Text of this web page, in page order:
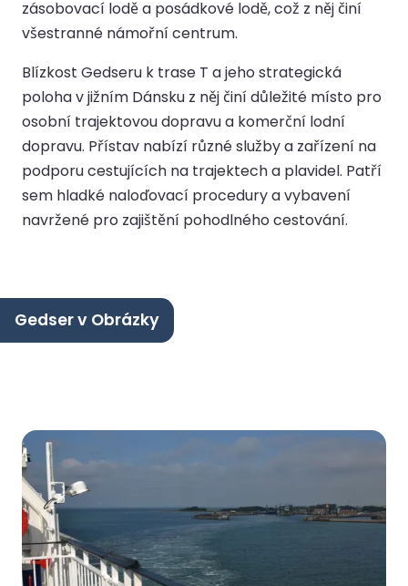
zásobovací lodě a posádkové lodě, což z něj činí
všestranné námořní centrum.
Blízkost Gedseru k trase T a jeho strategická
poloha v jižním Dánsku z něj činí důležité místo pro
osobní trajektovou dopravu a komerční lodní
dopravu. Přístav nabízí různé služby a zařízení na
podporu cestujících na trajektech a plavidel. Patří
sem hladké naloďovací procedury a vybavení
navržené pro zajištění pohodlného cestování.
Gedser v Obrázky